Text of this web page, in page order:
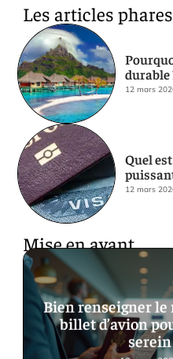
Les articles phares
durable
12 mars
Quel
12 mars
Mise en avant
Bien renseigner le
billet d’avion
serein